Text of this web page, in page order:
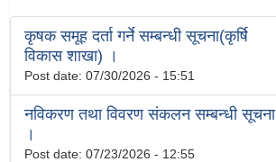
कृषक समूह दर्ता गर्ने सम्बन्धी सूचना(कृर्षि
विकास शाखा) ।
Post date: 07/30/2026 - 15:51
नविकरण तथा विवरण संकलन सम्बन्धी सूचना
।
Post date: 07/23/2026 - 12:55